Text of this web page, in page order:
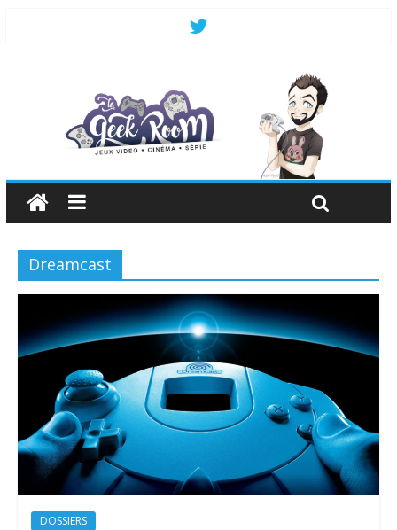
Dreamcast
DOSSIERS